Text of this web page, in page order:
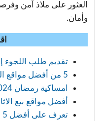
العثور على ملاذ آمن
وأمان.
تقديم طلب اللجوء إلى
5 من أفضل مواقع التسوق الالكتروني في هولندا
امساكية رمضان 2024 في امستردام
أفضل مواقع بيع
تعرف على أفضل 5 انشطة ترفيهية في هولندا